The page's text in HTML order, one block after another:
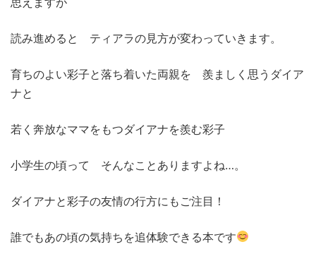
読み進めると ティアラの見方が変わっていきます。
育ちのよい彩子と落ち着いた両親を 羨ましく思うダイア
ナと
若く奔放なママをもつダイアナを羨む彩子
小学生の頃って そんなことありますよね…。
ダイアナと彩子の友情の行方にもご注目！
誰でもあの頃の気持ちを追体験できる本です